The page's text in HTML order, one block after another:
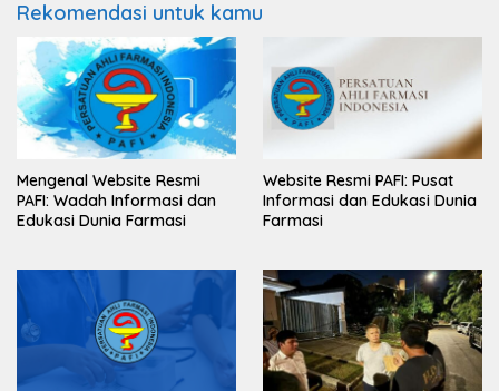
Rekomendasi untuk kamu
Mengenal Website Resmi
PAFI: Wadah Informasi dan
Edukasi Dunia Farmasi
Website Resmi PAFI: Pusat
Informasi dan Edukasi Dunia
Farmasi